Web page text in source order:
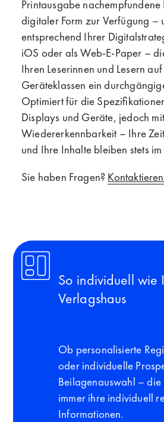
Printausgabe
digitaler Form zur Verfügung –
entsprechend Ihrer
iOS oder als Web-E-Paper –
Ihren Leserinnen und Lesern
Geräteklassen ein
Optimiert für die
Displays und Geräte, jedoch
Wiedererkennbarkeit – Ihre
und Ihre Inhalte bleiben stets
Sie haben Fragen?
So individuell wie
Verlagshaus
Ob personalisierte
oder individuelle
Beilagenauswahl – die
immer ihre individuell
Informationen.